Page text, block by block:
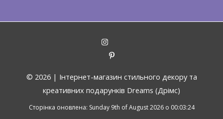
© 2026 | Інтернет-магазин стильного декору та
креативних подарунків Dreams (Дрімс)
Сторінка оновлена: Sunday 9th of August 2026 о 00:03:24